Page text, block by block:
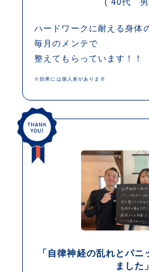
ハードワークに耐える身体
毎月のメンテで
整えてもらっています！！
※効果には個人差があります
「自律神経の乱れとパ
ました」